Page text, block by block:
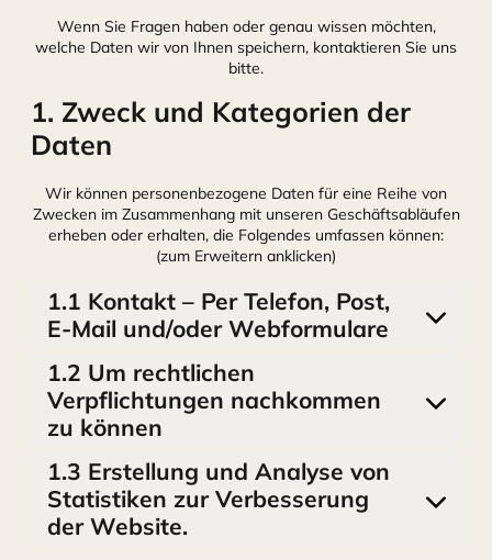
Wenn Sie Fragen haben oder genau wissen möchten,
welche Daten wir von Ihnen speichern, kontaktieren Sie uns
bitte.
1. Zweck und Kategorien der
Daten
Wir können personenbezogene Daten für eine Reihe von
Zwecken im Zusammenhang mit unseren Geschäftsabläufen
erheben oder erhalten, die Folgendes umfassen können:
(zum Erweitern anklicken)
1.1 Kontakt – Per Telefon, Post,
E-Mail und/oder Webformulare
1.2 Um rechtlichen
Verpflichtungen nachkommen
zu können
1.3 Erstellung und Analyse von
Statistiken zur Verbesserung
der Website.